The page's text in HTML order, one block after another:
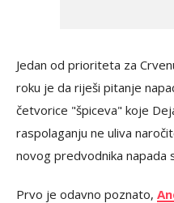
Jedan od prioriteta za
roku je da riješi pitanje
četvorice "špiceva" koje
raspolaganju ne uliva
novog predvodnika napada
Prvo je odavno poznato,